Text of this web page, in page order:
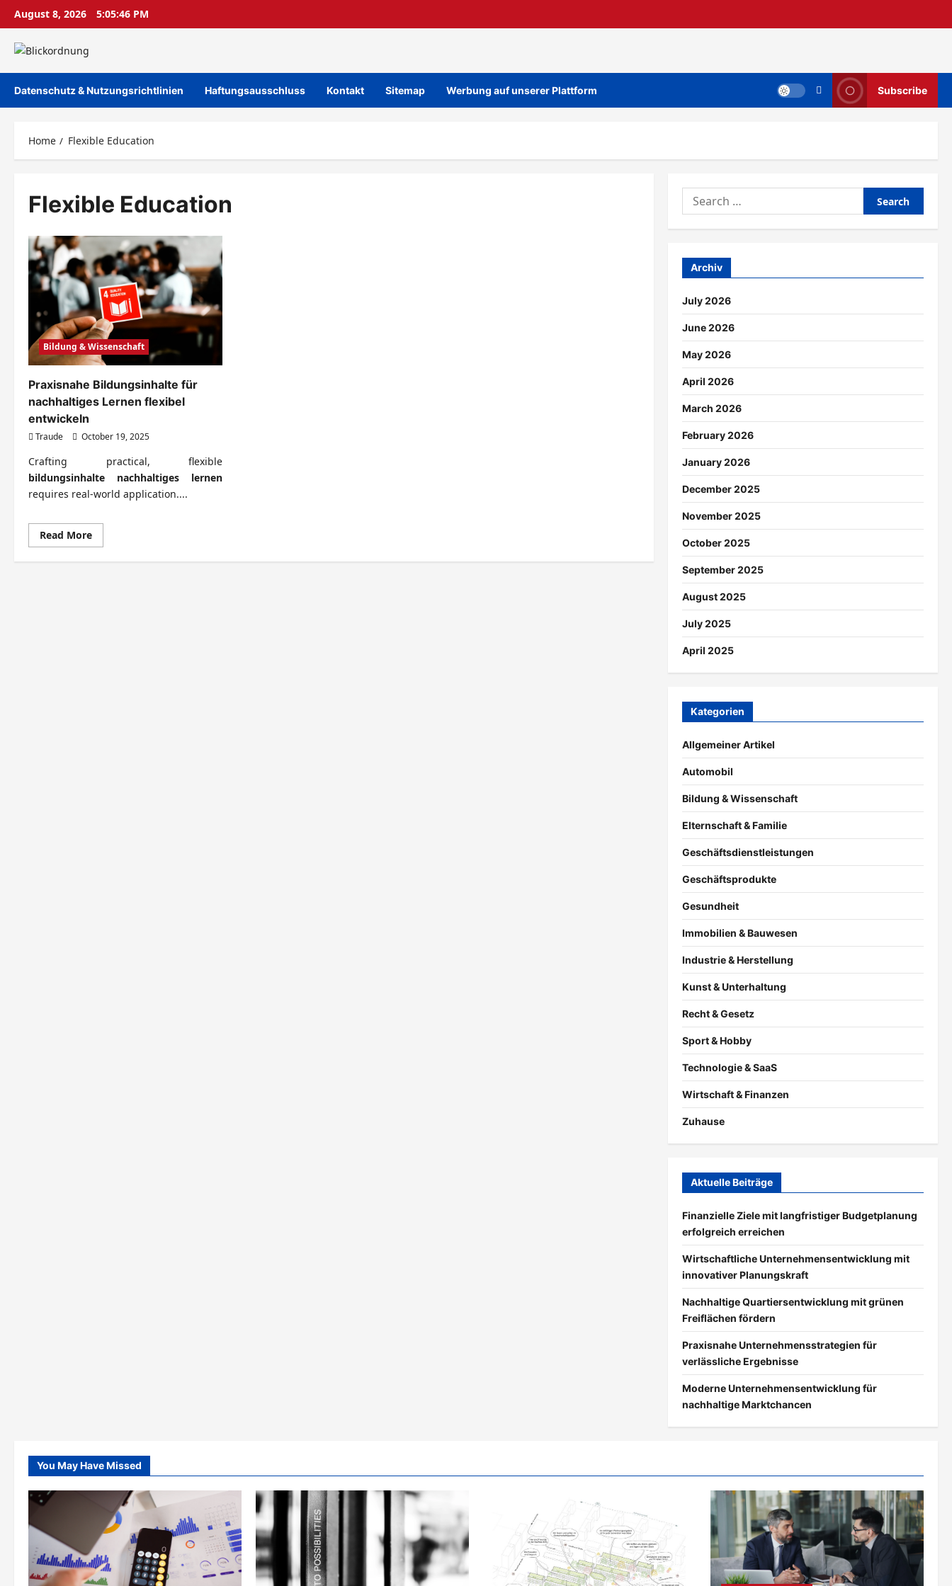
Skip
content
August 8, 2026 5:05:46 PM
Datenschutz & Nutzungsrichtlinien Haftungsausschluss Kontakt Sitemap Werbung auf unserer Plattform Subscribe
Home Flexible Education
Flexible Education
Bildung & Wissenschaft
Praxisnahe Bildungsinhalte für
nachhaltiges Lernen flexibel
entwickeln
Traude October 19, 2025
Crafting practical, flexible
bildungsinhalte nachhaltiges lernen
requires real-world application....
Read MoreRead
more
Praxisnahe
Search
for:
Archiv
July 2026
June 2026
May 2026
April 2026
March 2026
February 2026
January 2026
December 2025
November 2025
October 2025
September 2025
August 2025
July 2025
April 2025
Kategorien
Allgemeiner Artikel
Automobil
Bildung & Wissenschaft
Elternschaft & Familie
Geschäftsdienstleistungen
Geschäftsprodukte
Gesundheit
Immobilien & Bauwesen
Industrie & Herstellung
Kunst & Unterhaltung
Recht & Gesetz
Sport & Hobby
Technologie & SaaS
Wirtschaft & Finanzen
Zuhause
Aktuelle Beiträge
Finanzielle Ziele mit langfristiger Budgetplanung
erfolgreich erreichen
Wirtschaftliche Unternehmensentwicklung mit
innovativer Planungskraft
Nachhaltige Quartiersentwicklung mit grünen
Freiflächen fördern
Praxisnahe Unternehmensstrategien für
verlässliche Ergebnisse
Moderne Unternehmensentwicklung für
nachhaltige Marktchancen
You May Have Missed